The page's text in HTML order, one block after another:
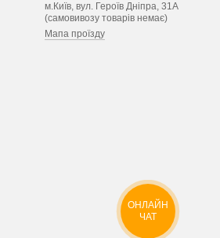
м.Київ, вул. Героїв Дніпра, 31А
(самовивозу товарів немає)
Мапа проїзду
ОНЛАЙН
ЧАТ